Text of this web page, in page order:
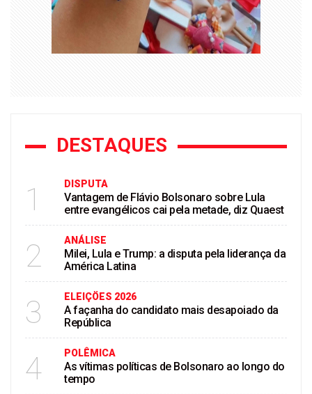
DESTAQUES
1 DISPUTA
Vantagem de Flávio Bolsonaro sobre Lula
entre evangélicos cai pela metade, diz Quaest
2 ANÁLISE
Milei, Lula e Trump: a disputa pela liderança da
América Latina
3 ELEIÇÖES 2026
A façanha do candidato mais desapoiado da
República
4 POLÊMICA
As vítimas políticas de Bolsonaro ao longo do
tempo